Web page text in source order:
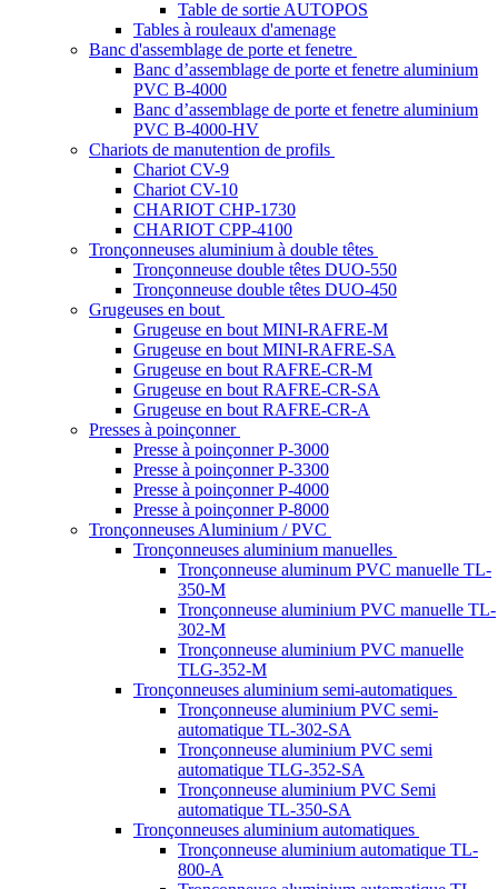
Table de sortie AUTOPOS
Tables à rouleaux d'amenage
Banc d'assemblage de porte et fenetre
Banc d’assemblage de porte et fenetre aluminium
PVC B-4000
Banc d’assemblage de porte et fenetre aluminium
PVC B-4000-HV
Chariots de manutention de profils
Chariot CV-9
Chariot CV-10
CHARIOT CHP-1730
CHARIOT CPP-4100
Tronçonneuses aluminium à double têtes
Tronçonneuse double têtes DUO-550
Tronçonneuse double têtes DUO-450
Grugeuses en bout
Grugeuse en bout MINI-RAFRE-M
Grugeuse en bout MINI-RAFRE-SA
Grugeuse en bout RAFRE-CR-M
Grugeuse en bout RAFRE-CR-SA
Grugeuse en bout RAFRE-CR-A
Presses à poinçonner
Presse à poinçonner P-3000
Presse à poinçonner P-3300
Presse à poinçonner P-4000
Presse à poinçonner P-8000
Tronçonneuses Aluminium / PVC
Tronçonneuses aluminium manuelles
Tronçonneuse aluminum PVC manuelle TL-
350-M
Tronçonneuse aluminium PVC manuelle TL-
302-M
Tronçonneuse aluminium PVC manuelle
TLG-352-M
Tronçonneuses aluminium semi-automatiques
Tronçonneuse aluminium PVC semi-
automatique TL-302-SA
Tronçonneuse aluminium PVC semi
automatique TLG-352-SA
Tronçonneuse aluminium PVC Semi
automatique TL-350-SA
Tronçonneuses aluminium automatiques
Tronçonneuse aluminium automatique TL-
800-A